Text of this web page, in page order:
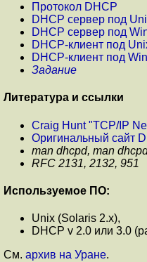
Протокол DHCP
DHCP сервер под
DHCP сервер под
DHCP-клиент под
DHCP-клиент под
Задание
Литература и ссылки
Craig Hunt "TCP/IP
Оригинальный сайт
man dhcpd, man
RFC 2131, 2132, 951
Используемое ПО:
Unix (Solaris 2.x),
DHCP v 2.0 или 3.0
См. архив на Уране.